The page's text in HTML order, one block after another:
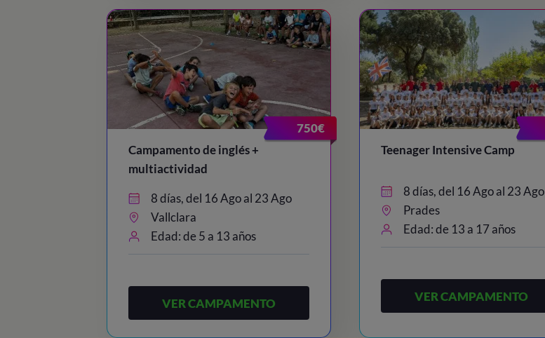
750€
Campamento de inglés +
multiactividad
8 días, del 16 Ago al 23 Ago
Vallclara
Edad: de 5 a 13 años
VER CAMPAMENTO
Teenager Intensive Camp
8 días, del 16 Ago al 23 Ago
Prades
Edad: de 13 a 17 años
VER CAMPAMENTO